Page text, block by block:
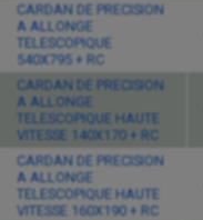
CARDAN DE PRECISION
A ALLONGE
TELESCOPIQUE
540X795 + RC
CARDAN DE PRECISION
A ALLONGE
TELESCOPIQUE HAUTE
VITESSE 140X170 + RC
CARDAN DE PRECISION
A ALLONGE
TELESCOPIQUE HAUTE
VITESSE 160X190 + RC